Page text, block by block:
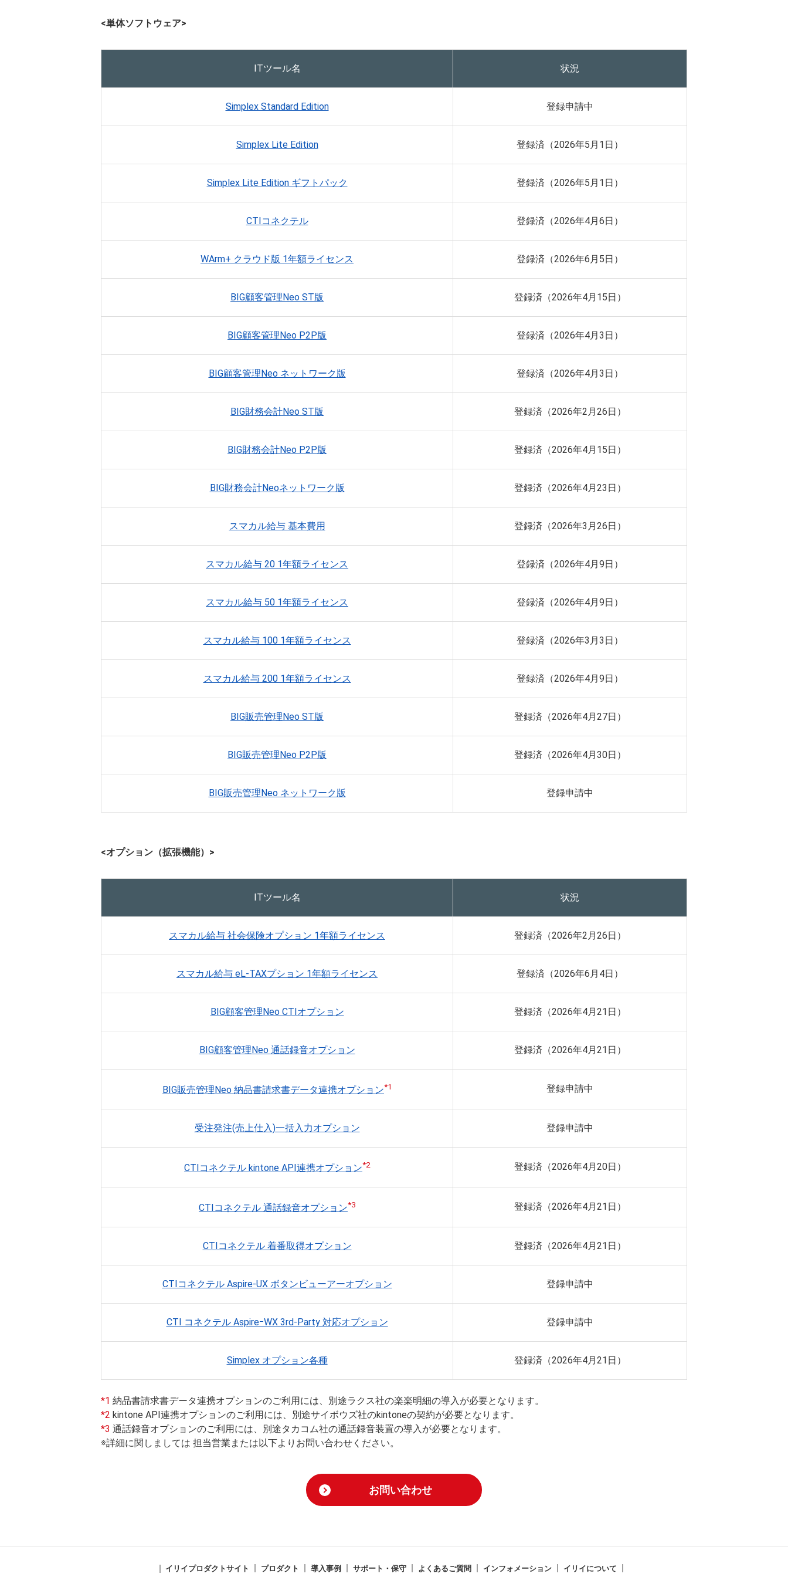
<単体ソフトウェア>
ITツール名 状況
Simplex Standard Edition 登録申請中
Simplex Lite Edition 登録済（2026年5月1日）
Simplex Lite Edition ギフトパック 登録済（2026年5月1日）
CTIコネクテル 登録済（2026年4月6日）
WArm+ クラウド版 1年額ライセンス 登録済（2026年6月5日）
BIG顧客管理Neo ST版 登録済（2026年4月15日）
BIG顧客管理Neo P2P版 登録済（2026年4月3日）
BIG顧客管理Neo ネットワーク版 登録済（2026年4月3日）
BIG財務会計Neo ST版 登録済（2026年2月26日）
BIG財務会計Neo P2P版 登録済（2026年4月15日）
BIG財務会計Neoネットワーク版 登録済（2026年4月23日）
スマカル給与 基本費用 登録済（2026年3月26日）
スマカル給与 20 1年額ライセンス 登録済（2026年4月9日）
スマカル給与 50 1年額ライセンス 登録済（2026年4月9日）
スマカル給与 100 1年額ライセンス 登録済（2026年3月3日）
スマカル給与 200 1年額ライセンス 登録済（2026年4月9日）
BIG販売管理Neo ST版 登録済（2026年4月27日）
BIG販売管理Neo P2P版 登録済（2026年4月30日）
BIG販売管理Neo ネットワーク版 登録申請中
<オプション（拡張機能）>
ITツール名 状況
スマカル給与 社会保険オプション 1年額ライセンス 登録済（2026年2月26日）
スマカル給与 eL-TAXプション 1年額ライセンス 登録済（2026年6月4日）
BIG顧客管理Neo CTIオプション 登録済（2026年4月21日）
BIG顧客管理Neo 通話録音オプション 登録済（2026年4月21日）
BIG販売管理Neo 納品書請求書データ連携オプション*1 登録申請中
受注発注(売上仕入)一括入力オプション 登録申請中
CTIコネクテル kintone API連携オプション*2 登録済（2026年4月20日）
CTIコネクテル 通話録音オプション*3 登録済（2026年4月21日）
CTIコネクテル 着番取得オプション 登録済（2026年4月21日）
CTIコネクテル Aspire-UX ボタンビューアーオプション 登録申請中
CTI コネクテル AspireｰWX 3rd-Party 対応オプション 登録申請中
Simplex オプション各種 登録済（2026年4月21日）
*1 納品書請求書データ連携オプションのご利用には、別途ラクス社の楽楽明細の導入が必要となります。
*2 kintone API連携オプションのご利用には、別途サイボウズ社のkintoneの契約が必要となります。
*3 通話録音オプションのご利用には、別途タカコム社の通話録音装置の導入が必要となります。
※詳細に関しましては 担当営業または以下よりお問い合わせください。
お問い合わせ
イリイプロダクトサイト プロダクト 導入事例 サポート・保守 よくあるご質問 インフォメーション イリイについて